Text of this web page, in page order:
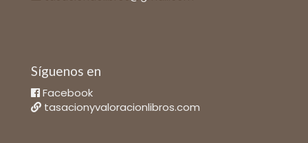
Síguenos en
Facebook
tasacionyvaloracionlibros.com